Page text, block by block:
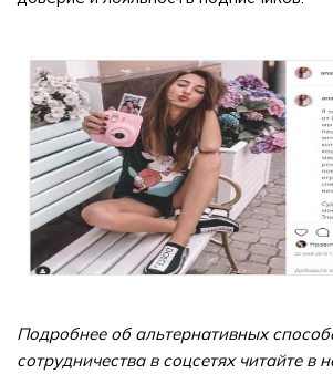
Подробнее об альтернативных
сотрудничества в соцсетях читайте в